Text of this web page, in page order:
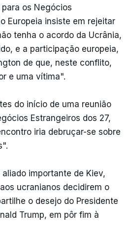
os Negócios
Europeia insiste em rejeitar
tenha o acordo da Ucrânia,
e a participação europeia,
de que, neste conflito,
e uma vítima".
do início de uma reunião
Estrangeiros dos 27,
iria debruçar-se sobre
importante de Kiev,
ucranianos decidirem o
o desejo do Presidente
Trump, em pôr fim à